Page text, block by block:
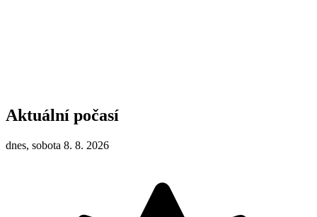
Aktuální počasí
dnes, sobota 8. 8. 2026